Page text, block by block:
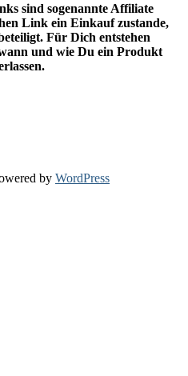
sind sogenannte Affiliate
Link ein Einkauf zustande,
Für Dich entstehen
und wie Du ein Produkt
by WordPress